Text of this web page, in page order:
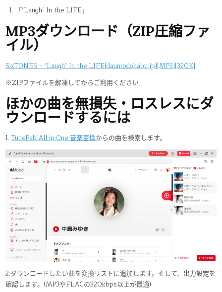
「’Laugh’ In the LIFE」
MP3ダウンロード（ZIP圧縮ファ
イル）
SixTONES – ‘Laugh’ In the LIFE[daunrodohabu.jp][MP3][320K]
※ZIPファイルを解凍してからご利用ください
ほかの曲を無損失・ロスレスにダ
ウンロードするには
1.TuneFab All-in-One 音楽変換からの曲を検索します。
2.ダウンロードしたい曲を変換リストに追加します。そして、出力設定を
確認します。(MP3やFLACの320kbps以上が最適)